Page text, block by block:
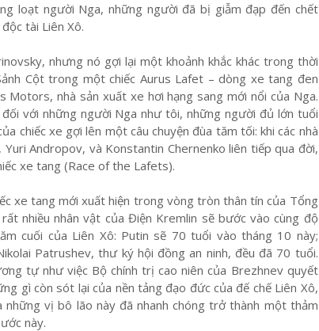
loạt người Nga, những người đã bị giẫm đạp đến chết
tài Liên Xô.
nhưng nó gợi lại một khoảnh khắc khác trong thời
Cột trong một chiếc Aurus Lafet – dòng xe tang đen
Motors, nhà sản xuất xe hơi hạng sang mới nổi của Nga.
với những người Nga như tôi, những người đủ lớn tuổi
chiếc xe gợi lên một câu chuyện đùa tăm tối: khi các nhà
Andropov, và Konstantin Chernenko liên tiếp qua đời,
xe tang (Race of the Lafets).
xe tang mới xuất hiện trong vòng tròn thân tín của Tổng
nhiều nhân vật của Điện Kremlin sẽ bước vào cùng độ
cuối của Liên Xô: Putin sẽ 70 tuổi vào tháng 10 này;
Patrushev, thư ký hội đồng an ninh, đều đã 70 tuổi.
tự như việc Bộ chính trị cao niên của Brezhnev quyết
gì còn sót lại của nền tảng đạo đức của đế chế Liên Xô,
vị bô lão này đã nhanh chóng trở thành một thảm
này.